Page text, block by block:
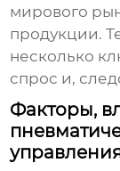
мирового
продукции.
несколько
спрос и,
Факторы,